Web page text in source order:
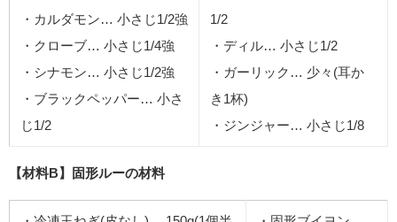
・カルダモン… 小さじ1/2強
・クローブ… 小さじ1/4強
・シナモン… 小さじ1/2強
・ブラックペッパー… 小さ
じ1/2
1/2
・ディル… 小さじ1/2
・ガーリック… 少々(耳か
き1杯)
・ジンジャー… 小さじ1/8
【材料B】固形ルーの材料